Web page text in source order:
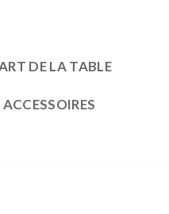
DE LA TABLE
ACCESSOIRES